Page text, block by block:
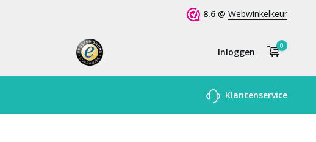
8.6 @ Webwinkelkeur
Inloggen
Account
0
Klantenservice